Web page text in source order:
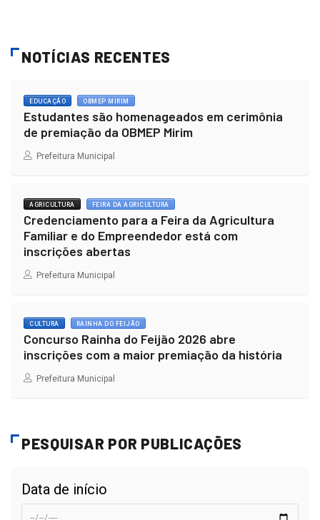
NOTÍCIAS RECENTES
EDUCAÇÃO OBMEP MIRIM
Estudantes são homenageados em cerimônia
de premiação da OBMEP Mirim
Prefeitura Municipal
AGRICULTURA FEIRA DA AGRICULTURA
Credenciamento para a Feira da Agricultura
Familiar e do Empreendedor está com
inscrições abertas
Prefeitura Municipal
CULTURA RAINHA DO FEIJÃO
Concurso Rainha do Feijão 2026 abre
inscrições com a maior premiação da história
Prefeitura Municipal
PESQUISAR POR PUBLICAÇÕES
Data de início